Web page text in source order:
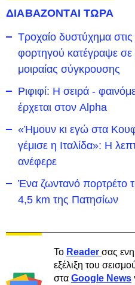
ΔΙΑΒΑΖΟΝΤΑΙ ΤΩΡΑ
Τροχαίο δυστύχημα
φορτηγού κατέγραψε σε
μοιραίας σύγκρουσης
Ριφιφί: Η σειρά -
έρχεται στον Alpha
«Ήμουν κι εγώ στα
γέμισε η Ιταλίδα»: Η
ανέφερε
Ένα ζωντανό πορτρέτο
4,5 km της Πατησίων
Το Reader σας
εξέλιξη του
στα Google News